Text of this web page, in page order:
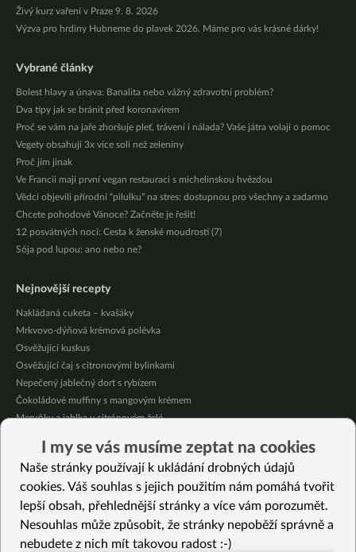
Živý kurz vaření v Praze 9. 8. 2026
Výzva pro hrdiny Hubneme do plavek 2026. Máme pro vás krásné dárky!
Vybrané články
Bolest hlavy a únava: Banalita nebo vážný zdravotní problém?
Dva tipy jak se bránit před koronavirem
Proč se vám na jaře zhoršuje pleť, trávení i nálada? Vaše játra volají o pomoc
Vegety obsahují 3x více soli než zeleniny
Proč jím jinak
Ve Francii mají první vegan restauraci s michelinskou hvězdou
Vědci objevili přírodní “pilulku” na stres: dostupnou pro všechny a zadarmo
Chcete pohodové Vánoce? Začněte je řešit!
12 posvátných nocí: Cesta k ženské moudrosti (7)
Sója pod lupou: ano nebo ne?
Nejnovější recepty
Nakládaná cuketa – kvašáky
Mrkvovo-dýňová krémová polévka
Osvěžující kuskus
Osvěžující čaj s citronovými bylinkami
Nepečený jablečný dort s rybízem
Čokoládové muffiny s mangovým krémem
Meruňky a jablka v citrónovém želé
Celozrnná rýže basmati se zeleninou
Citrónové muffiny s borůvkovým krémem
Vybrané recepty
Špagety s artyčokem na italský způsob
I my se vás musíme zeptat na cookies
Naše stránky používají k ukládání drobných údajů
cookies. Váš souhlas s jejich použitím nám pomáhá tvořit
lepší obsah, přehlednější stránky a více vám porozumět.
Nesouhlas může způsobit, že stránky nepoběží správně a
nebudete z nich mít takovou radost :-)